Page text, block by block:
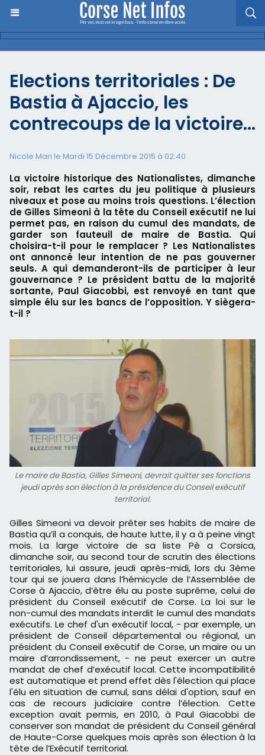
Elections territoriales : De
Bastia à Ajaccio, les
contrecoups de la victoire...
Nicole Mari le Mardi 15 Décembre 2015 à 02:40
La victoire historique des Nationalistes, dimanche
soir, rebat les cartes du jeu politique à plusieurs
niveaux et pose au moins trois questions. L’élection
de Gilles Simeoni à la tête du Conseil exécutif ne lui
permet pas, en raison du cumul des mandats, de
garder son fauteuil de maire de Bastia. Qui
choisira-t-il pour le remplacer ? Les Nationalistes
ont annoncé leur intention de ne pas gouverner
seuls. A qui demanderont-ils de participer à leur
gouvernance ? Le président battu de la majorité
sortante, Paul Giacobbi, est renvoyé en tant que
simple élu sur les bancs de l’opposition. Y siègera-
t-il ?
Le maire de Bastia, Gilles Simeoni, devrait quitter ses fonctions
jeudi après son élection à la présidence du Conseil exécutif
territorial.
Gilles Simeoni va devoir prêter ses habits de maire de
Bastia qu’il a conquis, de haute lutte, il y a à peine vingt
mois. La large victoire de sa liste Pè a Corsica,
dimanche soir, au second tour de scrutin des élections
territoriales, lui assure, jeudi après-midi, lors du 3ème
tour qui se jouera dans l’hémicycle de l’Assemblée de
Corse à Ajaccio, d’être élu au poste suprême, celui de
président du Conseil exécutif de Corse. La loi sur le
non-cumul des mandats interdit le cumul des mandats
exécutifs. Le chef d'un exécutif local, - par exemple, un
président de Conseil départemental ou régional, un
président du Conseil exécutif de Corse, un maire ou un
maire d’arrondissement, - ne peut exercer un autre
mandat de chef d’exécutif local. Cette incompatibilité
est automatique et prend effet dès l'élection qui place
l'élu en situation de cumul, sans délai d'option, sauf en
cas de recours judiciaire contre l’élection. Cette
exception avait permis, en 2010, à Paul Giacobbi de
conserver son mandat de président du Conseil général
de Haute-Corse quelques mois après son élection à la
tête de l’Exécutif territorial.